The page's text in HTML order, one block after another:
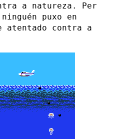
a natureza. Per
puxo en
atentado contra a